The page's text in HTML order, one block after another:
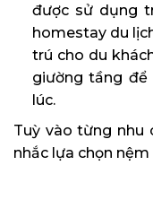
được sử dụng
homestay du
trú cho du
giường tầng để
lúc.
Tuỳ vào từng nhu
nhắc lựa chọn